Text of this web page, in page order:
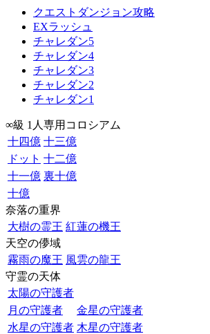
クエストダンジョン攻略
EXラッシュ
チャレダン5
チャレダン4
チャレダン3
チャレダン2
チャレダン1
∞級 1人専用コロシアム
十四億 十三億
ドット 十二億
十一億 裏十億
十億
奈落の重界
大樹の霊王 紅蓮の機王
天空の儚域
霧雨の魔王 風雲の龍王
守霊の天体
太陽の守護者
月の守護者
金星の守護者
水星の守護者 木星の守護者